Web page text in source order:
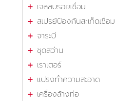
เจลลบรอยเชื่อม
สเปรย์ป้องกันสะเก็ดเชื่อม
จาระบี
ชุดสว่าน
เราเตอร์
แปรงทำความสะอาด
เครื่องล้างท่อ